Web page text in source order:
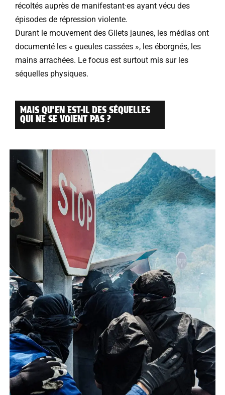
récoltés auprès de manifestant·es ayant vécu des
épisodes de répression violente.
Durant le mouvement des Gilets jaunes, les médias ont
documenté les « gueules cassées », les éborgnés, les
mains arrachées. Le focus est surtout mis sur les
séquelles physiques.
MAIS QU’EN EST-IL DES SÉQUELLES
QUI NE SE VOIENT PAS ?